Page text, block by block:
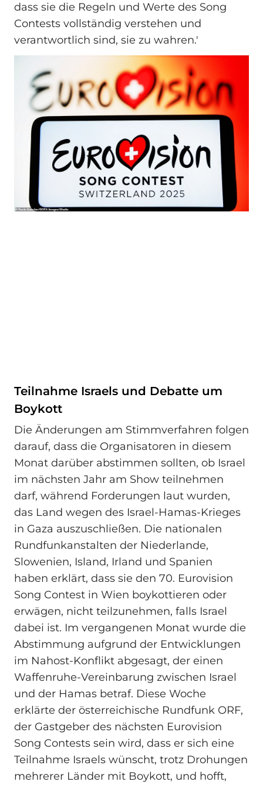
dass sie die Regeln und Werte des Song
Contests vollständig verstehen und
verantwortlich sind, sie zu wahren.'
Teilnahme Israels und Debatte um
Boykott
Die Änderungen am Stimmverfahren folgen
darauf, dass die Organisatoren in diesem
Monat darüber abstimmen sollten, ob Israel
im nächsten Jahr am Show teilnehmen
darf, während Forderungen laut wurden,
das Land wegen des Israel-Hamas-Krieges
in Gaza auszuschließen. Die nationalen
Rundfunkanstalten der Niederlande,
Slowenien, Island, Irland und Spanien
haben erklärt, dass sie den 70. Eurovision
Song Contest in Wien boykottieren oder
erwägen, nicht teilzunehmen, falls Israel
dabei ist. Im vergangenen Monat wurde die
Abstimmung aufgrund der Entwicklungen
im Nahost-Konflikt abgesagt, der einen
Waffenruhe-Vereinbarung zwischen Israel
und der Hamas betraf. Diese Woche
erklärte der österreichische Rundfunk ORF,
der Gastgeber des nächsten Eurovision
Song Contests sein wird, dass er sich eine
Teilnahme Israels wünscht, trotz Drohungen
mehrerer Länder mit Boykott, und hofft,